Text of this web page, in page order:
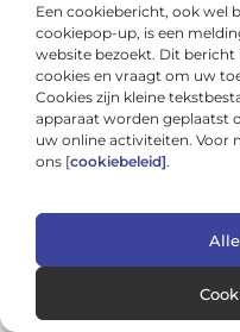
Een cookiebericht, ook wel
cookiepop-up, is een
website bezoekt. Dit
cookies en vraagt om uw
Cookies zijn kleine
apparaat worden geplaatst
uw online activiteiten. Voor
ons [cookiebeleid].
Gids voor
schoonmaak tot
tijd om bij te houden. In